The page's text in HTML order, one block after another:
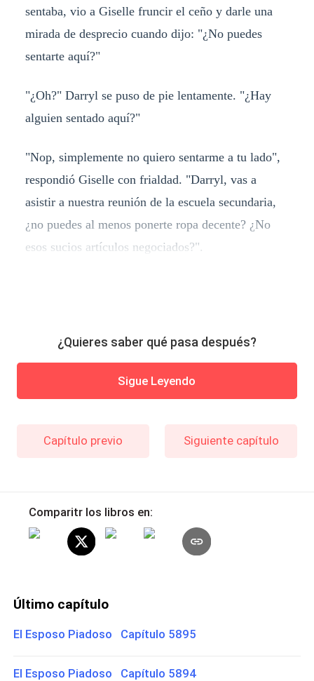
sentaba, vio a Giselle fruncir el ceño y darle una
mirada de desprecio cuando dijo: "¿No puedes
sentarte aquí?"
"¿Oh?" Darryl se puso de pie lentamente. "¿Hay
alguien sentado aquí?"
"Nop, simplemente no quiero sentarme a tu lado",
respondió Giselle con frialdad. "Darryl, vas a
asistir a nuestra reunión de la escuela secundaria,
¿no puedes al menos ponerte ropa decente? ¿No
esos sucios artículos negociados?".
¿Quieres saber qué pasa después?
Sigue Leyendo
Capítulo previo Siguiente capítulo
Comparitr los libros en:
Último capítulo
El Esposo Piadoso Capítulo 5895
El Esposo Piadoso Capítulo 5894